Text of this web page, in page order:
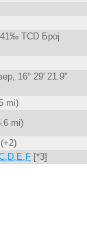
TCD Број
16° 29' 21.9"
mi)
mi)
[*3]